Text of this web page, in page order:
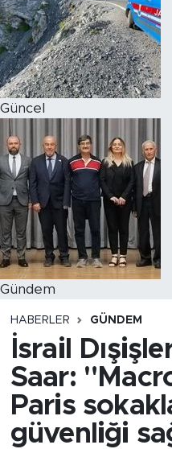
Güncel
Gündem
HABERLER GÜNDEM
İsrail
Saar:
Paris
güvenliği
Magazin
Özel Haber
Politika
Resmi İlanlar
Sağlık
Spor
Turizm